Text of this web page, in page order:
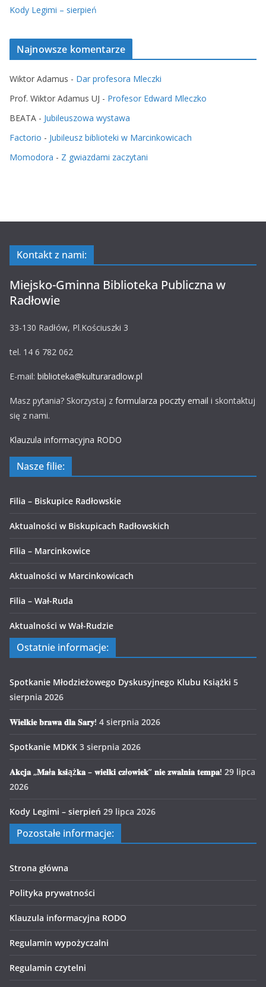
Kody Legimi – sierpień
Najnowsze komentarze
Wiktor Adamus - Dar profesora Mleczki
Prof. Wiktor Adamus UJ - Profesor Edward Mleczko
BEATA - Jubileuszowa wystawa
Factorio - Jubileusz biblioteki w Marcinkowicach
Momodora - Z gwiazdami zaczytani
Kontakt z nami:
Miejsko-Gminna Biblioteka Publiczna w
Radłowie
33-130 Radłów, Pl.Kościuszki 3
tel. 14 6 782 062
E-mail: biblioteka@kulturaradlow.pl
Masz pytania? Skorzystaj z formularza poczty email i skontaktuj
się z nami.
Klauzula informacyjna RODO
Nasze filie:
Filia – Biskupice Radłowskie
Aktualności w Biskupicach Radłowskich
Filia – Marcinkowice
Aktualności w Marcinkowicach
Filia – Wał-Ruda
Aktualności w Wał-Rudzie
Ostatnie informacje:
Spotkanie Młodzieżowego Dyskusyjnego Klubu Książki 5
sierpnia 2026
𝐖𝐢𝐞𝐥𝐤𝐢𝐞 𝐛𝐫𝐚𝐰𝐚 𝐝𝐥𝐚 𝐒𝐚𝐫𝐲! 4 sierpnia 2026
Spotkanie MDKK 3 sierpnia 2026
𝐀𝐤𝐜𝐣𝐚 „𝐌𝐚ł𝐚 𝐤𝐬𝐢ąż𝐤𝐚 – 𝐰𝐢𝐞𝐥𝐤𝐢 𝐜𝐳ł𝐨𝐰𝐢𝐞𝐤” 𝐧𝐢𝐞 𝐳𝐰𝐚𝐥𝐧𝐢𝐚 𝐭𝐞𝐦𝐩𝐚! 29 lipca
2026
Kody Legimi – sierpień 29 lipca 2026
Pozostałe informacje:
Strona główna
Polityka prywatności
Klauzula informacyjna RODO
Regulamin wypożyczalni
Regulamin czytelni